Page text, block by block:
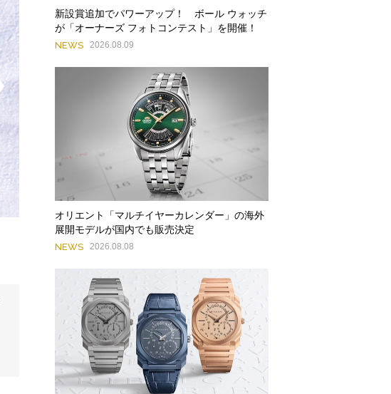
新設賞追加でパワーアップ！ ボール ウォッチ
が「オーナーズ フォトコンテスト」を開催！
NEWS 2026.08.09
オリエント「マルチイヤーカレンダー」の海外
展開モデルが国内でも販売決定
NEWS 2026.08.08